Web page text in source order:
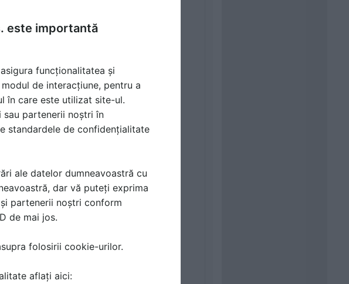
este importantă
funcționalitatea și
de interacțiune, pentru a
în care este utilizat site-ul.
partenerii noștri în
standardele de confidențialitate
ale datelor dumneavoastră cu
dar vă puteți exprima
partenerii noștri conform
de mai jos.
folosirii cookie-urilor.
aflați aici: